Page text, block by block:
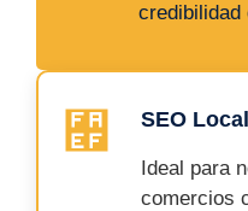
credibilidad
SEO Local
Ideal para
comercios